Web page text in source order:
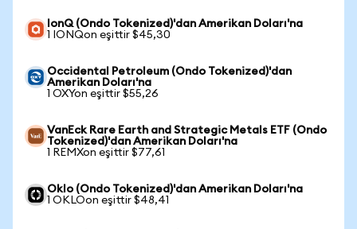
IonQ (Ondo Tokenized)'dan Amerikan Doları'na
1 IONQon eşittir $45,30
Occidental Petroleum (Ondo Tokenized)'dan
Amerikan Doları'na
1 OXYon eşittir $55,26
VanEck Rare Earth and Strategic Metals ETF (Ondo
Tokenized)'dan Amerikan Doları'na
1 REMXon eşittir $77,61
Oklo (Ondo Tokenized)'dan Amerikan Doları'na
1 OKLOon eşittir $48,41